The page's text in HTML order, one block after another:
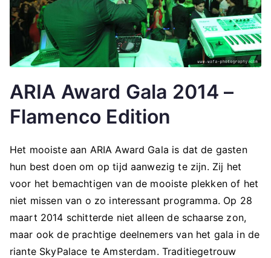
ARIA Award Gala 2014 –
Flamenco Edition
Het mooiste aan ARIA Award Gala is dat de gasten
hun best doen om op tijd aanwezig te zijn. Zij het
voor het bemachtigen van de mooiste plekken of het
niet missen van o zo interessant programma. Op 28
maart 2014 schitterde niet alleen de schaarse zon,
maar ook de prachtige deelnemers van het gala in de
riante SkyPalace te Amsterdam. Traditiegetrouw